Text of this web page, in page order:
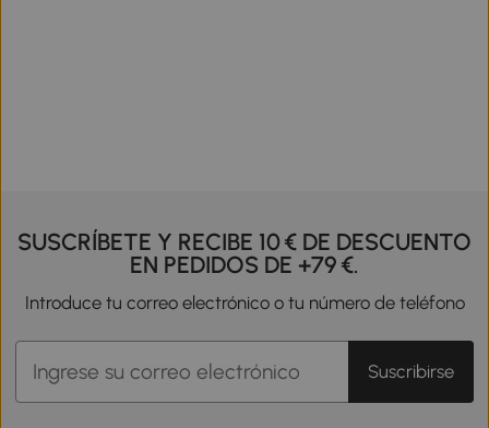
SUSCRÍBETE Y RECIBE 10 € DE DESCUENTO
EN PEDIDOS DE +79 €.
Introduce tu correo electrónico o tu número de teléfono
Suscribirse